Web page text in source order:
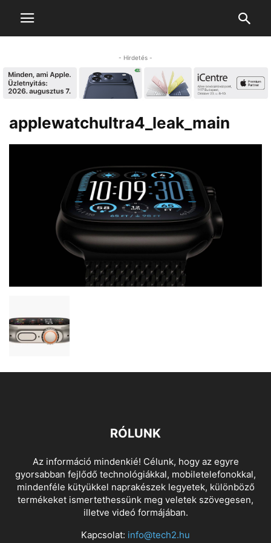
- Hirdetés -
applewatchultra4_leak_main
RÓLUNK
Az információ mindenkié! Célunk, hogy az egyre
gyorsabban fejlődő technológiákkal, mobiletelefonokkal,
mindenféle kütyükkel naprakészek legyetek, különböző
termékeket ismertethessünk meg veletek szövegesen,
illetve videó formájában.
Kapcsolat: info@tech2.hu